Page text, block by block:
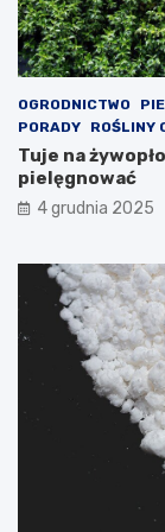
e
c
i
r
ę
k
ę
OGRODNICTWO
PORADY
ROŚLINY
Tuje na
pielęgnować
4 grudnia 2025